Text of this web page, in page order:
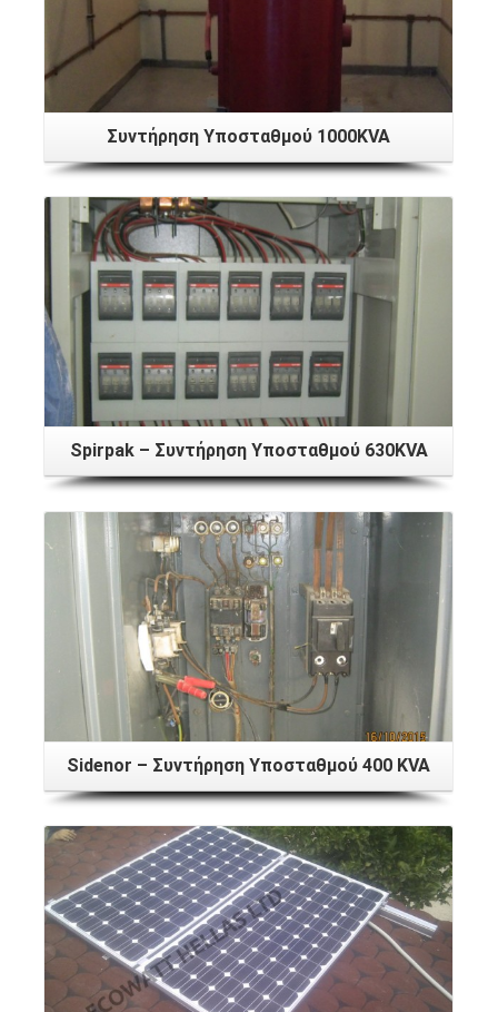
Συντήρηση Υποσταθμού 1000KVA
Spirpak – Συντήρηση Υποσταθμού 630KVA
Sidenor – Συντήρηση Υποσταθμού 400 KVA